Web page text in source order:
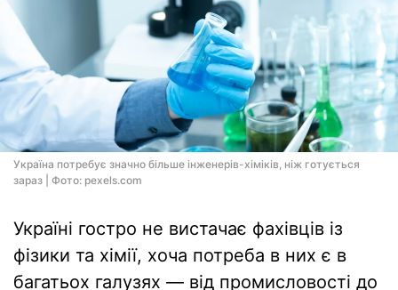
Україна потребує значно більше інженерів-хіміків, ніж готується
зараз | Фото: pexels.com
Україні гостро не вистачає фахівців із
фізики та хімії, хоча потреба в них є в
багатьох галузях — від промисловості до